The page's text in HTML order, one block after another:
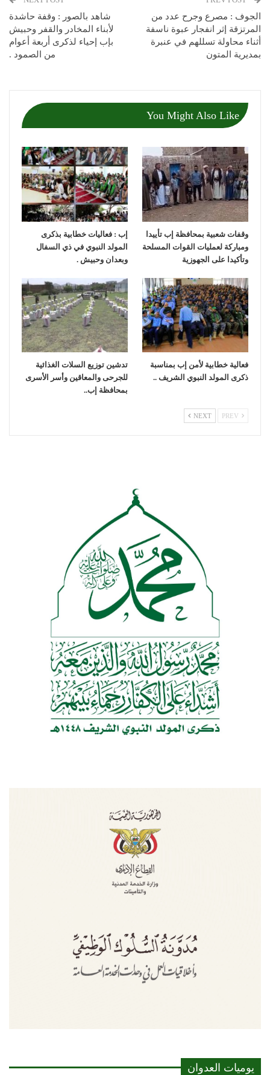
الجوف : مصرع وجرح عدد من
المرتزقة إثر انفجار عبوة ناسفة
أثناء محاولة تسللهم في عنبرة
بمديرية المتون
شاهد بالصور : وقفة حاشدة
لأبناء المخادر والقفر وحبيش
بإب إحياء لذكرى أربعة أعوام
من الصمود .
You Might Also Like
وقفات شعبية بمحافظة إب تأييدا
ومباركة لعمليات القوات المسلحة
وتأكيدا على الجهوزية
إب : فعاليات خطابية بذكرى
المولد النبوي في ذي السفال
وبعدان وحبيش .
فعالية خطابية لأمن إب بمناسبة
ذكرى المولد النبوي الشريف ..
تدشين توزيع السلات الغذائية
للجرحى والمعاقين وأسر الأسرى
بمحافظة إب..
NEXT
يوميات العدوان